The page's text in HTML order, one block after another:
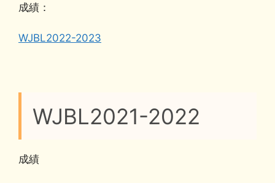
成績：
WJBL2022-2023
WJBL2021-2022
成績